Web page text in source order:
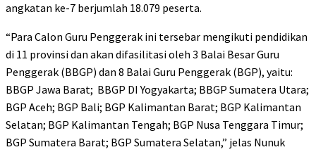
angkatan ke-7 berjumlah 18.079 peserta.
“Para Calon Guru Penggerak ini tersebar mengikuti pendidikan
di 11 provinsi dan akan difasilitasi oleh 3 Balai Besar Guru
Penggerak (BBGP) dan 8 Balai Guru Penggerak (BGP), yaitu:
BBGP Jawa Barat; BBGP DI Yogyakarta; BBGP Sumatera Utara;
BGP Aceh; BGP Bali; BGP Kalimantan Barat; BGP Kalimantan
Selatan; BGP Kalimantan Tengah; BGP Nusa Tenggara Timur;
BGP Sumatera Barat; BGP Sumatera Selatan,” jelas Nunuk